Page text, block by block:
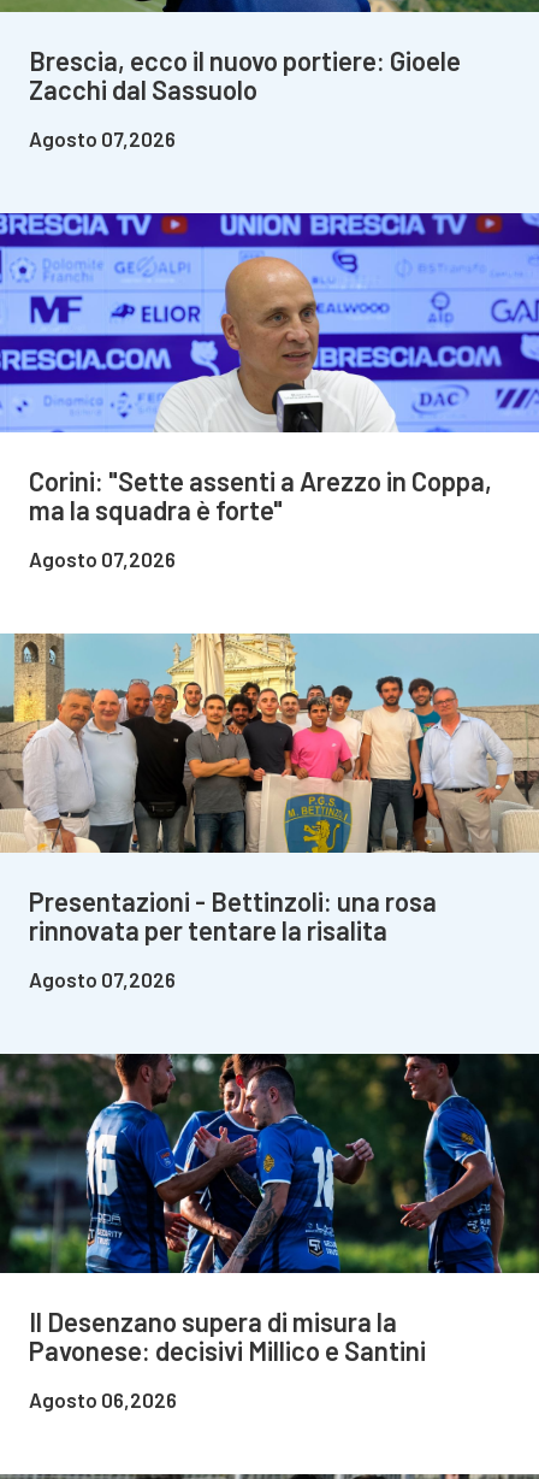
Brescia, ecco il nuovo portiere: Gioele
Zacchi dal Sassuolo
Agosto 07,2026
Corini: "Sette assenti a Arezzo in Coppa,
ma la squadra è forte"
Agosto 07,2026
Presentazioni - Bettinzoli: una rosa
rinnovata per tentare la risalita
Agosto 07,2026
Il Desenzano supera di misura la
Pavonese: decisivi Millico e Santini
Agosto 06,2026